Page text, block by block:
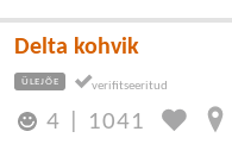
Delta kohvik
ÜLEJÕE
4 1041